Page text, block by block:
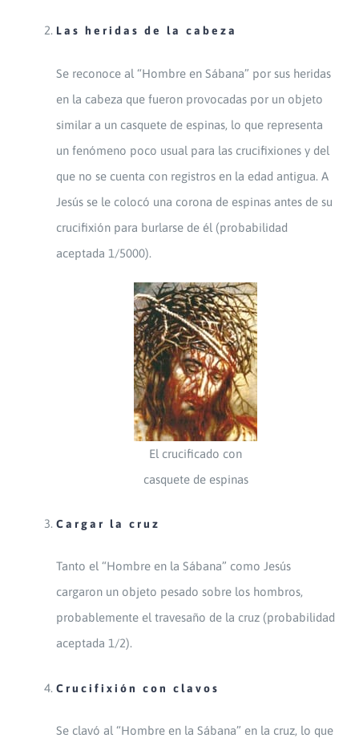
Las heridas de la cabeza
Se reconoce al “Hombre en Sábana” por sus heridas
en la cabeza que fueron provocadas por un objeto
similar a un casquete de espinas, lo que representa
un fenómeno poco usual para las crucifixiones y del
que no se cuenta con registros en la edad antigua. A
Jesús se le colocó una corona de espinas antes de su
crucifixión para burlarse de él (probabilidad
aceptada 1/5000).
El crucificado con
casquete de espinas
Cargar la cruz
Tanto el “Hombre en la Sábana” como Jesús
cargaron un objeto pesado sobre los hombros,
probablemente el travesaño de la cruz (probabilidad
aceptada 1/2).
Crucifixión con clavos
Se clavó al “Hombre en la Sábana” en la cruz, lo que